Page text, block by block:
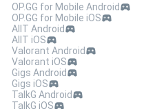
OP.GG for Mobile Android
OP.GG for Mobile iOS
AllT Android
AllT iOS
Valorant Android
Valorant iOS
Gigs Android
Gigs iOS
TalkG Android
TalkG iOS